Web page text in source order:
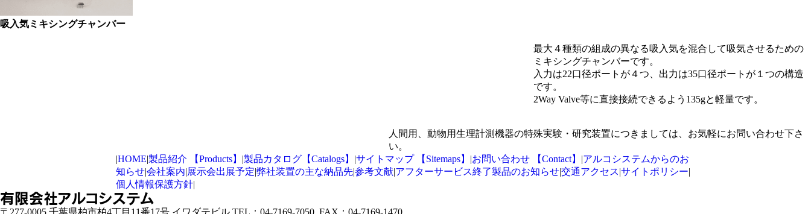
吸入気ミキシングチャンバー
最大４種類の組成の異なる吸入気を混合して吸気させるための
ミキシングチャンバーです。
入力は22口径ポートが４つ、出力は35口径ポートが１つの構造
です。
2Way Valve等に直接接続できるよう135gと軽量です。
人間用、動物用生理計測機器の特殊実験・研究装置につきましては、お気軽にお問い合わせ下さ
い。
|HOME|製品紹介 【Products】 |製品カタログ【Catalogs】 |サイトマップ 【Sitemaps】 |お問い合わせ 【Contact】 |アルコシステムからのお
知らせ|会社案内|展示会出展予定|弊社装置の主な納品先|参考文献|アフターサービス終了製品のお知らせ|交通アクセス|サイトポリシー|
個人情報保護方針|
有限会社アルコシステム
〒277-0005 千葉県柏市柏4丁目11番17号 イワダテビル TEL：04-7169-7050 FAX：04-7169-1470